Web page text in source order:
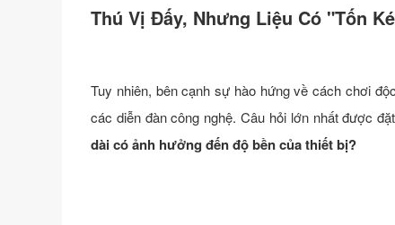
Thú Vị Đấy, Nhưng Liệu Có "Tốn
Tuy nhiên, bên cạnh sự hào hứng về cách chơi
các diễn đàn công nghệ. Câu hỏi lớn nhất được
dài có ảnh hưởng đến độ bền của thiết bị?